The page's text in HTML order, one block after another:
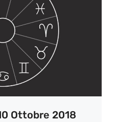
Ottobre 2018